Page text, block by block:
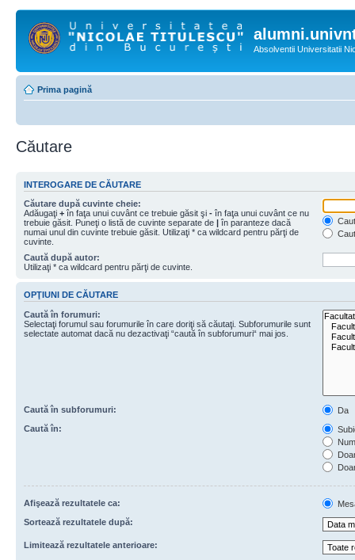
Absolventii Universitatii
Prima pagină
Căutare
INTEROGARE DE CĂUTARE
Căutare după cuvinte cheie:
Adăugaţi + în faţa unui cuvânt ce trebuie găsit şi - în faţa unui cuvânt ce nu
trebuie găsit. Puneţi o listă de cuvinte separate de | în paranteze dacă
numai unul din cuvinte trebuie găsit. Utilizaţi * ca wildcard pentru părţi de
cuvinte.
Caută după autor:
Utilizaţi * ca wildcard pentru părţi de cuvinte.
OPŢIUNI DE CĂUTARE
Caută în forumuri:
Selectaţi forumul sau forumurile în care doriţi să căutaţi. Subforumurile sunt
selectate automat dacă nu dezactivaţi “caută în subforumuri“ mai jos.
Caută în subforumuri:
Da
Caută în:
Afişează rezultatele ca:
Sortează rezultatele după:
Limitează rezultatele anterioare: